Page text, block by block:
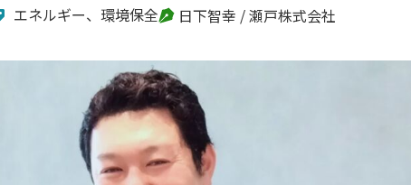
エネルギー、 環境保全 日下智幸 / 瀬戸株式会社